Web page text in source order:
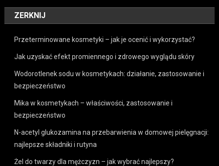
ZERKNIJ
Przeterminowane kosmetyki – jak je ocenić i wykorzystać?
Jak uzyskać efekt promiennego i zdrowego wyglądu skóry
Wodorotlenek sodu w kosmetykach: działanie, zastosowanie i
bezpieczeństwo
Mika w kosmetykach – właściwości, zastosowanie i
bezpieczeństwo
N-acetyl glukozamina na przebarwienia w domowej pielęgnacji:
najlepsze składniki i rutyna
Żel do twarzy dla mężczyzn – jak wybrać najlepszy?